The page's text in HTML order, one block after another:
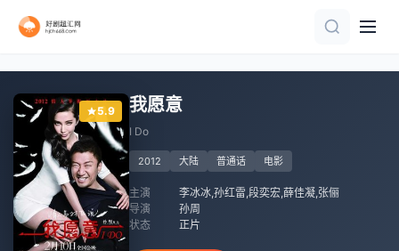
5.9 我愿意
I Do
2012 大陆 普通话 电影
主演
李冰冰,孙红雷,段奕宏,薛佳凝,张俪
导演
孙周
状态
正片
HD
HD中字
正片
HD中字
HD中字
HD中字
正片
正片